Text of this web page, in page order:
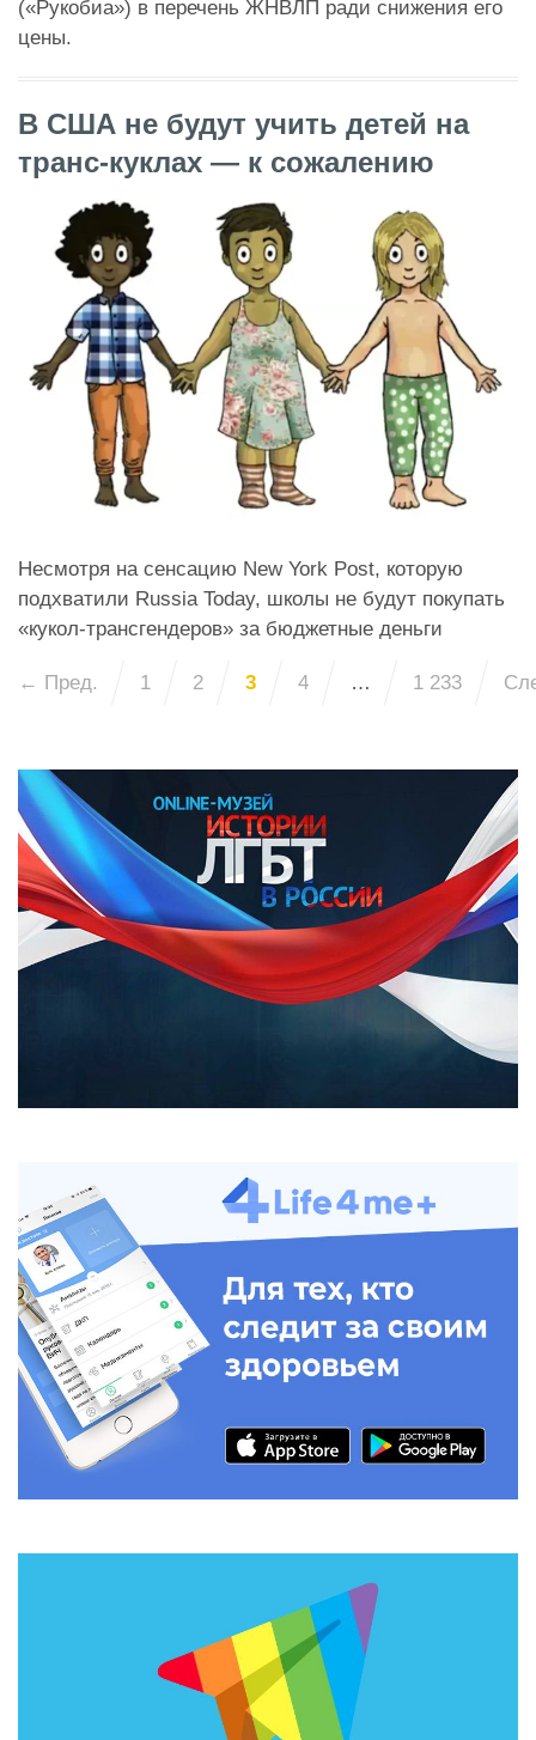
(«Рукобиа») в перечень ЖНВЛП ради снижения его
цены.
В США не будут учить детей на
транс-куклах — к сожалению
Несмотря на сенсацию New York Post, которую
подхватили Russia Today, школы не будут покупать
«кукол-трансгендеров» за бюджетные деньги
← Пред. 1 2 3 4 … 1 233